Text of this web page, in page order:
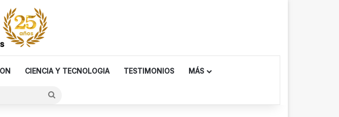
CIENCIA Y TECNOLOGIA TESTIMONIOS MÁS